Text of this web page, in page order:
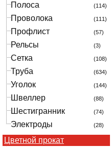
Полоса (114)
Проволока (111)
Профлист (57)
Рельсы (3)
Сетка (108)
Труба (634)
Уголок (144)
Швеллер (88)
Шестигранник (74)
Электроды (28)
Цветной прокат